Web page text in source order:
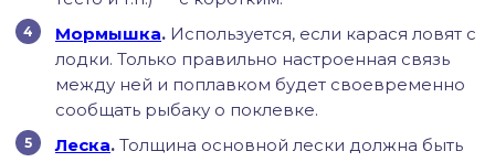
Мормышка. Используется, если карася ловят с
лодки. Только правильно настроенная связь
между ней и поплавком будет своевременно
сообщать рыбаку о поклевке.
Леска. Толщина основной лески должна быть